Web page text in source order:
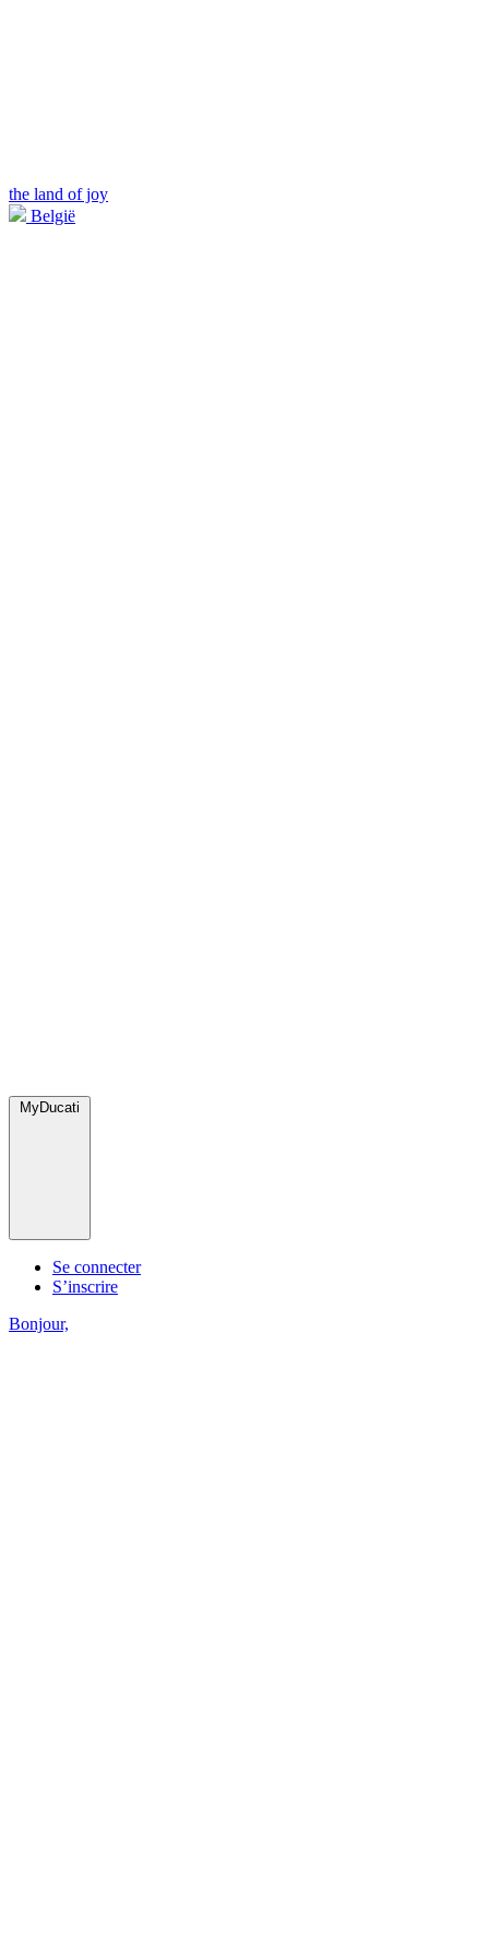
the land of joy
België
MyDucati
Se connecter
S’inscrire
Bonjour,